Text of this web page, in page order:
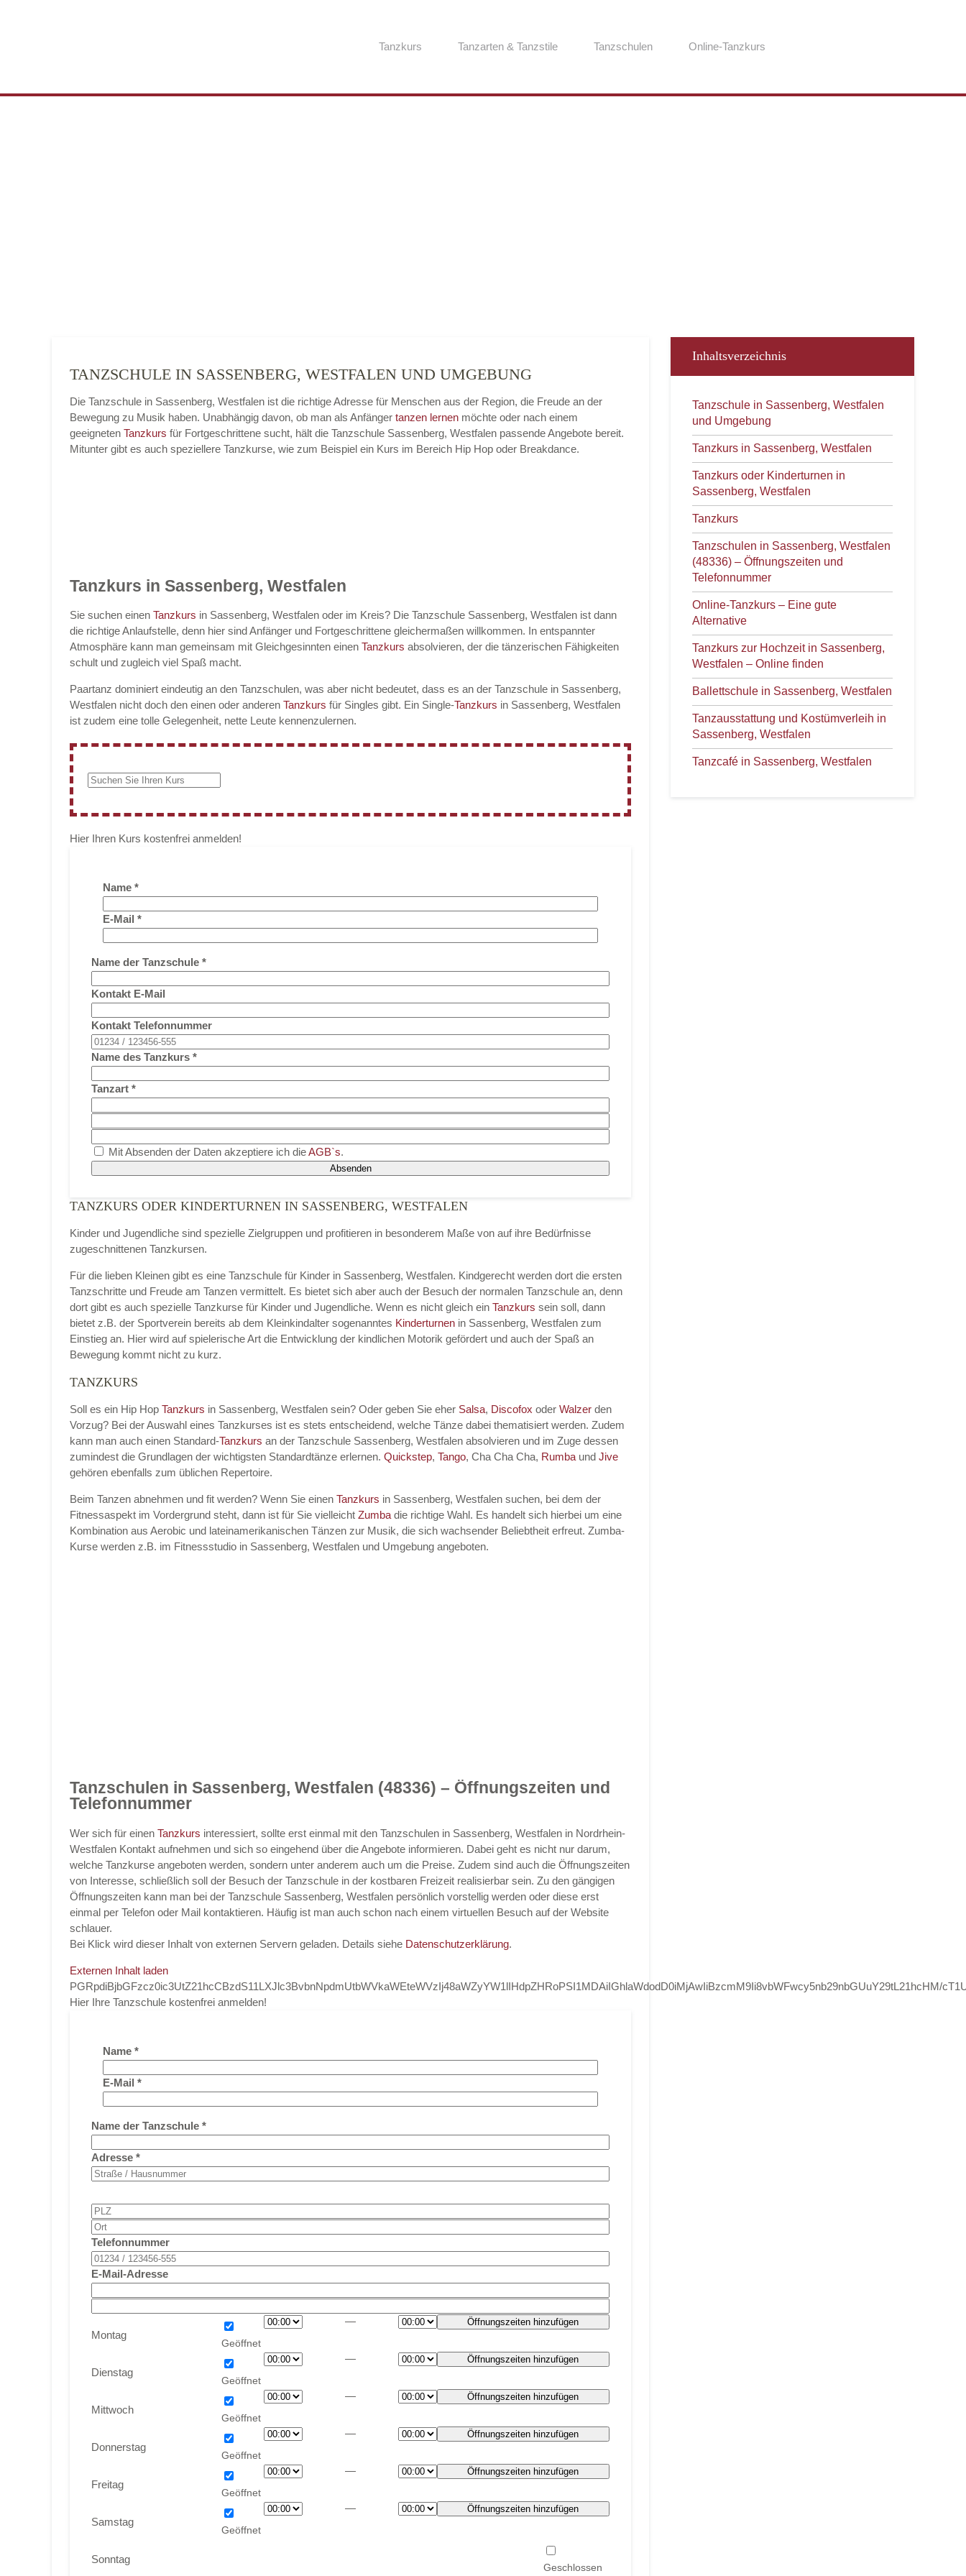
Tanzkurs Tanzarten & Tanzstile Tanzschulen Online-Tanzkurs
TANZSCHULE IN SASSENBERG, WESTFALEN UND UMGEBUNG
Die Tanzschule in Sassenberg, Westfalen ist die richtige Adresse für Menschen aus der Region, die Freude an der
Bewegung zu Musik haben. Unabhängig davon, ob man als Anfänger tanzen lernen möchte oder nach einem
geeigneten Tanzkurs für Fortgeschrittene sucht, hält die Tanzschule Sassenberg, Westfalen passende Angebote bereit.
Mitunter gibt es auch speziellere Tanzkurse, wie zum Beispiel ein Kurs im Bereich Hip Hop oder Breakdance.
Tanzkurs in Sassenberg, Westfalen
Sie suchen einen Tanzkurs in Sassenberg, Westfalen oder im Kreis? Die Tanzschule Sassenberg, Westfalen ist dann
die richtige Anlaufstelle, denn hier sind Anfänger und Fortgeschrittene gleichermaßen willkommen. In entspannter
Atmosphäre kann man gemeinsam mit Gleichgesinnten einen Tanzkurs absolvieren, der die tänzerischen Fähigkeiten
schult und zugleich viel Spaß macht.
Paartanz dominiert eindeutig an den Tanzschulen, was aber nicht bedeutet, dass es an der Tanzschule in Sassenberg,
Westfalen nicht doch den einen oder anderen Tanzkurs für Singles gibt. Ein Single-Tanzkurs in Sassenberg, Westfalen
ist zudem eine tolle Gelegenheit, nette Leute kennenzulernen.
Hier Ihren Kurs kostenfrei anmelden!
Name *
E-Mail *
Name der Tanzschule *
Kontakt E-Mail
Kontakt Telefonnummer
Name des Tanzkurs *
Tanzart *
Mit Absenden der Daten akzeptiere ich dieAGB`s.
Absenden
TANZKURS ODER KINDERTURNEN IN SASSENBERG, WESTFALEN
Kinder und Jugendliche sind spezielle Zielgruppen und profitieren in besonderem Maße von auf ihre Bedürfnisse
zugeschnittenen Tanzkursen.
Für die lieben Kleinen gibt es eine Tanzschule für Kinder in Sassenberg, Westfalen. Kindgerecht werden dort die ersten
Tanzschritte und Freude am Tanzen vermittelt. Es bietet sich aber auch der Besuch der normalen Tanzschule an, denn
dort gibt es auch spezielle Tanzkurse für Kinder und Jugendliche. Wenn es nicht gleich ein Tanzkurs sein soll, dann
bietet z.B. der Sportverein bereits ab dem Kleinkindalter sogenanntes Kinderturnen in Sassenberg, Westfalen zum
Einstieg an. Hier wird auf spielerische Art die Entwicklung der kindlichen Motorik gefördert und auch der Spaß an
Bewegung kommt nicht zu kurz.
TANZKURS
Soll es ein Hip Hop Tanzkurs in Sassenberg, Westfalen sein? Oder geben Sie eher Salsa, Discofox oder Walzer den
Vorzug? Bei der Auswahl eines Tanzkurses ist es stets entscheidend, welche Tänze dabei thematisiert werden. Zudem
kann man auch einen Standard-Tanzkurs an der Tanzschule Sassenberg, Westfalen absolvieren und im Zuge dessen
zumindest die Grundlagen der wichtigsten Standardtänze erlernen. Quickstep, Tango, Cha Cha Cha, Rumba und Jive
gehören ebenfalls zum üblichen Repertoire.
Beim Tanzen abnehmen und fit werden? Wenn Sie einen Tanzkurs in Sassenberg, Westfalen suchen, bei dem der
Fitnessaspekt im Vordergrund steht, dann ist für Sie vielleicht Zumba die richtige Wahl. Es handelt sich hierbei um eine
Kombination aus Aerobic und lateinamerikanischen Tänzen zur Musik, die sich wachsender Beliebtheit erfreut. Zumba-
Kurse werden z.B. im Fitnessstudio in Sassenberg, Westfalen und Umgebung angeboten.
Tanzschulen in Sassenberg, Westfalen (48336) – Öffnungszeiten und
Telefonnummer
Wer sich für einen Tanzkurs interessiert, sollte erst einmal mit den Tanzschulen in Sassenberg, Westfalen in Nordrhein-
Westfalen Kontakt aufnehmen und sich so eingehend über die Angebote informieren. Dabei geht es nicht nur darum,
welche Tanzkurse angeboten werden, sondern unter anderem auch um die Preise. Zudem sind auch die Öffnungszeiten
von Interesse, schließlich soll der Besuch der Tanzschule in der kostbaren Freizeit realisierbar sein. Zu den gängigen
Öffnungszeiten kann man bei der Tanzschule Sassenberg, Westfalen persönlich vorstellig werden oder diese erst
einmal per Telefon oder Mail kontaktieren. Häufig ist man auch schon nach einem virtuellen Besuch auf der Website
schlauer.
Bei Klick wird dieser Inhalt von externen Servern geladen. Details siehe Datenschutzerklärung.
Externen Inhalt laden
Hier Ihre Tanzschule kostenfrei anmelden!
Name *
E-Mail *
Name der Tanzschule *
Adresse *
Telefonnummer
E-Mail-Adresse
Montag
— Öffnungszeiten hinzufügen
Dienstag
— Öffnungszeiten hinzufügen
Mittwoch
— Öffnungszeiten hinzufügen
Donnerstag
— Öffnungszeiten hinzufügen
Freitag
— Öffnungszeiten hinzufügen
Samstag
— Öffnungszeiten hinzufügen
Sonntag
Inhaltsverzeichnis
Tanzschule in Sassenberg, Westfalen
und Umgebung
Tanzkurs in Sassenberg, Westfalen
Tanzkurs oder Kinderturnen in
Sassenberg, Westfalen
Tanzkurs
Tanzschulen in Sassenberg, Westfalen
(48336) – Öffnungszeiten und
Telefonnummer
Online-Tanzkurs – Eine gute
Alternative
Tanzkurs zur Hochzeit in Sassenberg,
Westfalen – Online finden
Ballettschule in Sassenberg, Westfalen
Tanzausstattung und Kostümverleih in
Sassenberg, Westfalen
Tanzcafé in Sassenberg, Westfalen